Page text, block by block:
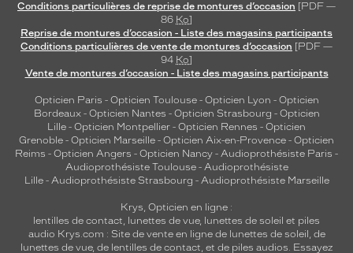
Conditions particulières de reprise de montures d’occasion [PDF —
86 Ko]
Reprise de montures d’occasion - Liste des magasins participants
Conditions particulières de vente de montures d’occasion [PDF —
94 Ko]
Vente de montures d’occasion - Liste des magasins participants
Opticien Paris - Opticien Toulouse- Opticien Lyon - Opticien
Bordeaux- Opticien Nantes - Opticien Strasbourg - Opticien
Lille - Opticien Montpellier - Opticien Rennes - Opticien
Grenoble - Opticien Marseille - Opticien Aix-en-Provence - Opticien
Reims - Opticien Angers - Opticien Nancy - Audioprothésiste Paris -
Audioprothésiste Toulouse- Audioprothésiste
Lille- Audioprothésiste Strasbourg - Audioprothésiste Marseille
Krys, Opticien en ligne :
lentilles de contact, lunettes de vue, lunettes de soleil et piles
audio Krys.com : Site de vente en ligne de lunettes de soleil, de
lunettes de vue, de lentilles de contact, et de piles audios. Essayez